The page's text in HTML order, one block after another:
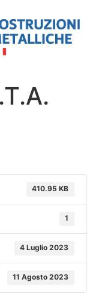
410.95 KB
1
4 Luglio 2023
11 Agosto 2023